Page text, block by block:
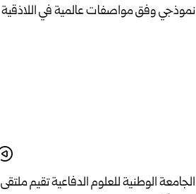
نموذجي وفق مواصفات عالمية في اللاذقية
الجامعة الوطنية للعلوم الدفاعية تقيم ملتقى